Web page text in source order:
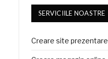
SERVICIILE NOASTRE
Creare site prezentare